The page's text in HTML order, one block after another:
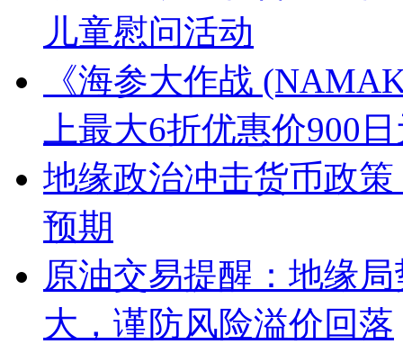
儿童慰问活动
《海参大作战
上最大6折优惠价900
地缘政治冲击货币政
预期
原油交易提醒：地缘
大，谨防风险溢价回落